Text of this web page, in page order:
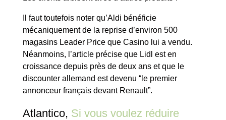
Il faut toutefois noter qu’Aldi bénéficie
mécaniquement de la reprise d’environ 500
magasins Leader Price que Casino lui a vendu.
Néanmoins, l’article précise que Lidl est en
croissance depuis près de deux ans et que le
discounter allemand est devenu “le premier
annonceur français devant Renault”.
Atlantico, Si vous voulez réduire